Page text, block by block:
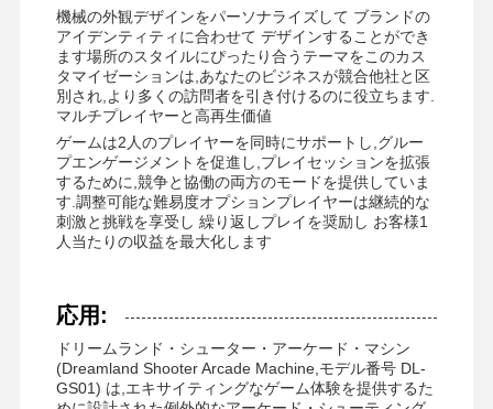
ホーム 製品 ビデオ 企業情報
機械の外観デザインをパーソナライズして ブランドの
アイデンティティに合わせて デザインすることができ
ます場所のスタイルにぴったり合うテーマをこのカス
タマイゼーションは,あなたのビジネスが競合他社と区
別され,より多くの訪問者を引き付けるのに役立ちます.
マルチプレイヤーと高再生価値
ゲームは2人のプレイヤーを同時にサポートし,グルー
プエンゲージメントを促進し,プレイセッションを拡張
するために,競争と協働の両方のモードを提供していま
す.調整可能な難易度オプションプレイヤーは継続的な
刺激と挑戦を享受し 繰り返しプレイを奨励し お客様1
人当たりの収益を最大化します
応用:
ドリームランド・シューター・アーケード・マシン
(Dreamland Shooter Arcade Machine,モデル番号 DL-
GS01) は,エキサイティングなゲーム体験を提供するた